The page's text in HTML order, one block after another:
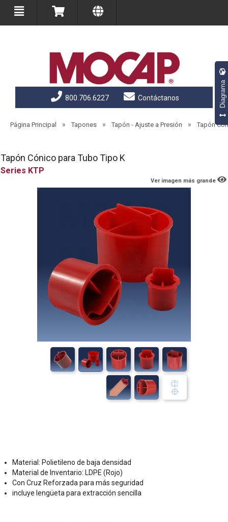
800.706.6227 Contáctanos
Página Principal » Tapones » Tapón - Ajuste a Presión » Tapón
Tapón Cónico para Tubo Tipo K
KTP
Ver imagen más grande
Material: Polietileno de baja densidad
Material de Inventario: LDPE (Rojo)
Con Cruz Reforzada para más seguridad
incluye lengüeta para extracción sencilla
Diagrama